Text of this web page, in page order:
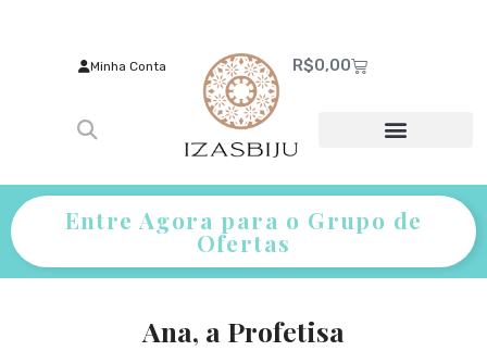
Minha Conta R$0,00
Entre Agora para o Grupo de
Ofertas
Ana, a Profetisa